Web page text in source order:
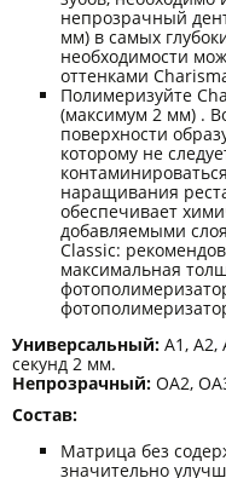
непрозрачный
мм) в самых
необходимости
оттенками
Полимеризуйте
(максимум 2 мм) .
поверхности
которому не
наращивания
обеспечивает
добавляемыми
Classic:
максимальная
Универсальный: A1, A2,
cекунд 2 мм.
Непрозрачный: OA2,
Состав:
Матрица без
значительно